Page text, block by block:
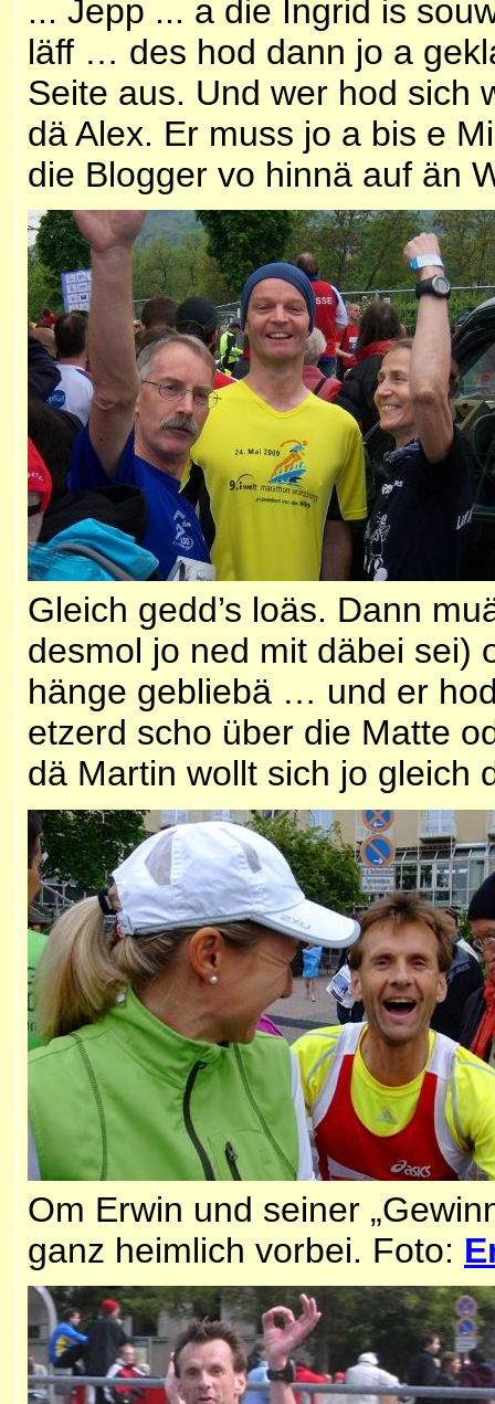
... Jepp ... a die Ingrid is
läff … des hod dann jo a
Seite aus. Und wer hod sich
dä Alex. Er muss jo a bis e
die Blogger vo hinnä auf än
Gleich gedd’s loäs. Dann
desmol jo ned mit däbei sei)
hänge gebliebä … und er
etzerd scho über die Matte
dä Martin wollt sich jo gleich
Om Erwin und seiner
ganz heimlich vorbei. Foto: